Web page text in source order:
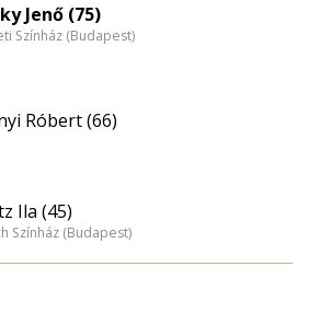
Jenő (75)
Színház (Budapest)
Róbert (66)
Ila (45)
Színház (Budapest)